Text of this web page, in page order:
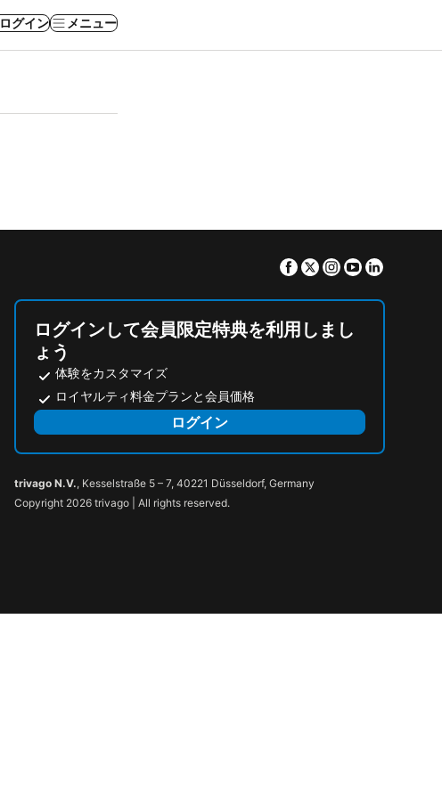
ログイン メニュー
Facebook
TwitterInstagram
Youtube
ログインして会員限定特典を利用しまし
ょう
体験をカスタマイズ
ロイヤルティ料金プランと会員価格
ログイン
trivago N.V., Kesselstraße 5 – 7, 40221 Düsseldorf, Germany
Copyright 2026 trivago | All rights reserved.